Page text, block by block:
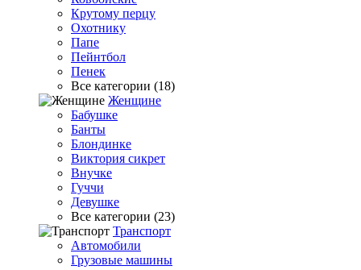
Крутому перцу
Охотнику
Папе
Пейнтбол
Пенек
Все категории (18)
Женщине
Бабушке
Банты
Блондинке
Виктория сикрет
Внучке
Гуччи
Девушке
Все категории (23)
Транспорт
Автомобили
Грузовые машины